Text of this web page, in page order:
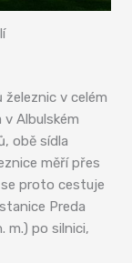
v celém
v Albulském
obě sídla
měří přes
se proto cestuje
Preda
m.) po silnici,